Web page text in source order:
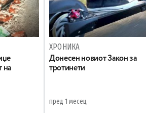
на
ХРОНИКА
Донесен новиот Закон за
тротинети
пред 1 месец